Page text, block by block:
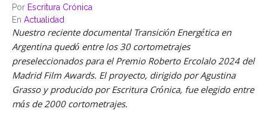
Por Escritura Crónica
En Actualidad
Nuestro reciente documental Transición Energética en
Argentina quedó entre los 30 cortometrajes
preseleccionados para el Premio Roberto Ercolalo 2024 del
Madrid Film Awards. El proyecto, dirigido por Agustina
Grasso y producido por Escritura Crónica, fue elegido entre
más de 2000cortometrajes.